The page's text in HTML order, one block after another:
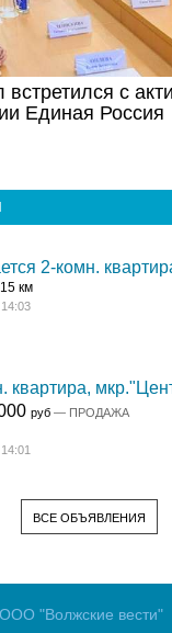
с
Единая Россия
2-комн.
км
квартира,
руб — ПРОДАЖА
ВСЕ ОБЪЯВЛЕНИЯ
"Волжские вести"